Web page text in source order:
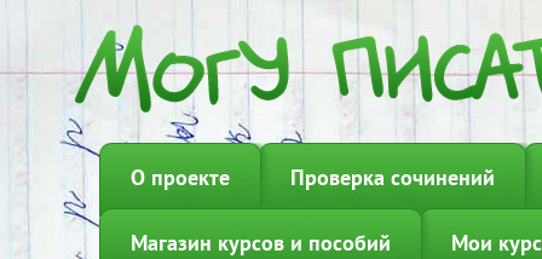
О проекте Проверка сочинений
Магазин курсов и пособий Мои